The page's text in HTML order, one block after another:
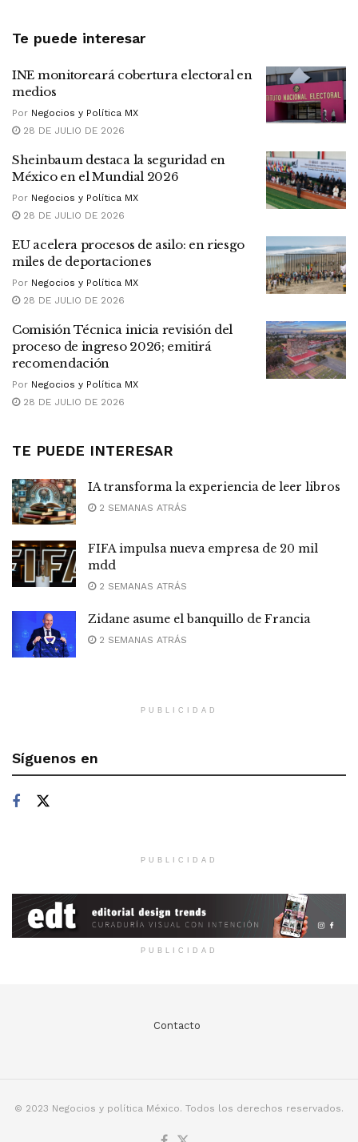
Te puede interesar
INE monitoreará cobertura electoral en
medios
Por Negocios y Política MX
28 DE JULIO DE 2026
Sheinbaum destaca la seguridad en
México en el Mundial 2026
Por Negocios y Política MX
28 DE JULIO DE 2026
EU acelera procesos de asilo: en riesgo
miles de deportaciones
Por Negocios y Política MX
28 DE JULIO DE 2026
Comisión Técnica inicia revisión del
proceso de ingreso 2026; emitirá
recomendación
Por Negocios y Política MX
28 DE JULIO DE 2026
TE PUEDE INTERESAR
IA transforma la experiencia de leer libros
2 SEMANAS ATRÁS
FIFA impulsa nueva empresa de 20 mil
mdd
2 SEMANAS ATRÁS
Zidane asume el banquillo de Francia
2 SEMANAS ATRÁS
PUBLICIDAD
Síguenos en
PUBLICIDAD
PUBLICIDAD
Contacto
© 2023 Negocios y política México. Todos los derechos reservados.